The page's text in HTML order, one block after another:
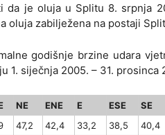
da je oluja u Splitu 8. srpnja
oluja zabilježena na postaji
godišnje brzine udara
1. siječnja 2005. – 31. prosinca
NE ENE E ESE SE
47,2 42,4 33,2 38,5 40,4